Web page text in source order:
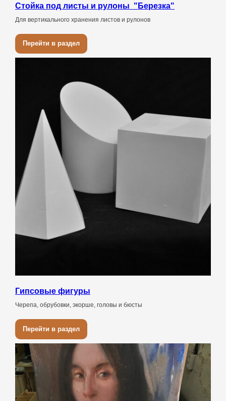
Стойка под листы и рулоны "Березка"
Для вертикального хранения листов и рулонов
Перейти в раздел
Гипсовые фигуры
Черепа, обрубовки, экорше, головы и бюсты
Перейти в раздел